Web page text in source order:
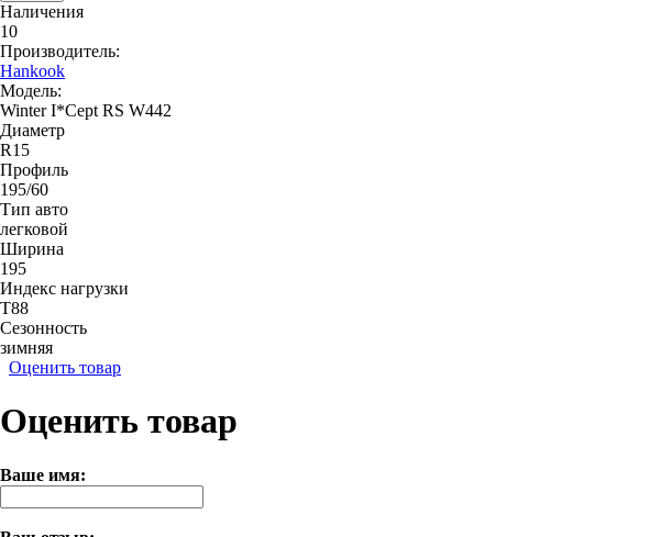
Наличения
10
Производитель:
Hankook
Модель:
Winter I*Cept RS W442
Диаметр
R15
Профиль
195/60
Тип авто
легковой
Ширина
195
Индекс нагрузки
T88
Сезонность
зимняя
Оценить товар
Оценить товар
Ваше имя: